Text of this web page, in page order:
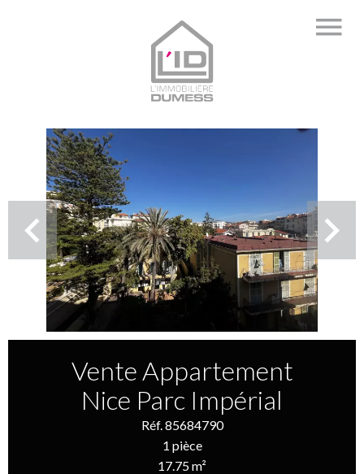
Vente Appartement
Nice Parc Impérial
Réf. 85684790
1 pièce
17.75 m²